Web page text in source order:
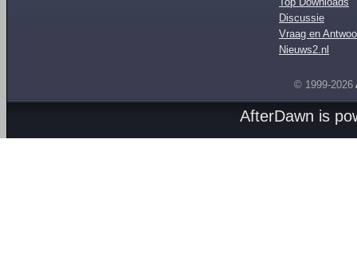
Discussie
Vraag en
Nieuws2.nl
© 1999-2026
AfterDawn is